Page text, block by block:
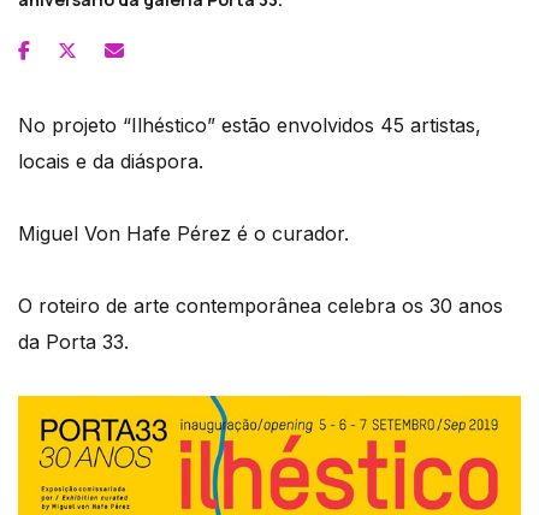
No projeto “Ilhéstico” estão envolvidos 45 artistas,
locais e da diáspora.
Miguel Von Hafe Pérez é o curador.
O roteiro de arte contemporânea celebra os 30 anos
da Porta 33.